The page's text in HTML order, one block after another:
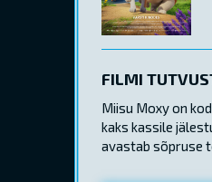
FILMI
Miisu Moxy on
kaks kassile
avastab sõpruse